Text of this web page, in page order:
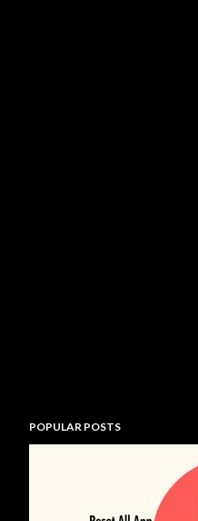
POPULAR POSTS